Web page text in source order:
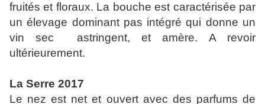
fruités et floraux. La bouche est caractérisée par
un élevage dominant pas intégré qui donne un
vin sec astringent, et amère. A revoir
ultérieurement.
La Serre 2017
Le nez est net et ouvert avec des parfums de